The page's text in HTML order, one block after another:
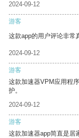
2024-09-12
游客
这款app的用户评论非常
2024-09-12
游客
这款加速器VPM应用程
护。
2024-09-12
游客
这款加速器app简直是居